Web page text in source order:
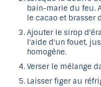
bain-marie du feu.
le cacao et brasser
Ajouter le sirop
l'aide d'un fouet,
homogène.
Verser le mélange
Laisser figer au